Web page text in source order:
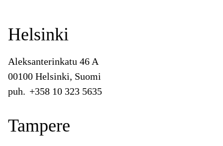
Helsinki
Aleksanterinkatu 46 A
00100 Helsinki, Suomi
puh. +358 10 323 5635
Tampere